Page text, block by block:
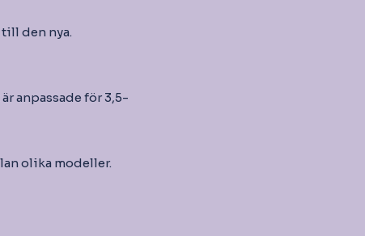
den nya.
anpassade för 3,5-
olika modeller.